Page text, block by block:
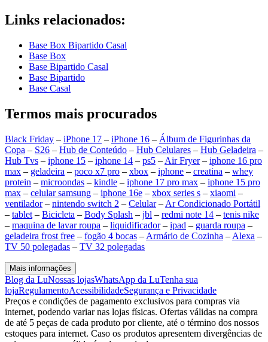
Links relacionados:
Base Box Bipartido Casal
Base Box
Base Bipartido Casal
Base Bipartido
Base Casal
Termos mais procurados
Black Friday – iPhone 17 – iPhone 16 – Álbum de Figurinhas da
Copa – S26 – Hub de Conteúdo – Hub Celulares – Hub Geladeira –
Hub Tvs – iphone 15 – iphone 14 – ps5 – Air Fryer– iphone 16 pro
max – geladeira – poco x7 pro – xbox – iphone – creatina – whey
protein – microondas – kindle – iphone 17 pro max – iphone 15 pro
max – celular samsung – iphone 16e – xbox series s – xiaomi –
ventilador– nintendo switch 2 – Celular– Ar Condicionado Portátil
– tablet – Bicicleta – Body Splash – jbl – redmi note 14 – tenis nike
– maquina de lavar roupa – liquidificador– ipad – guarda roupa –
geladeira frost free – fogão 4 bocas – Armário de Cozinha – Alexa –
TV 50 polegadas – TV 32 polegadas
Mais informações
Blog da LuNossas lojasWhatsApp da LuTenha sua
lojaRegulamentoAcessibilidadeSegurança e Privacidade
Preços e condições de pagamento exclusivos para compras via
internet, podendo variar nas lojas físicas. Ofertas válidas na compra
de até 5 peças de cada produto por cliente, até o término dos nossos
estoques para internet. Caso os produtos apresentem divergências de